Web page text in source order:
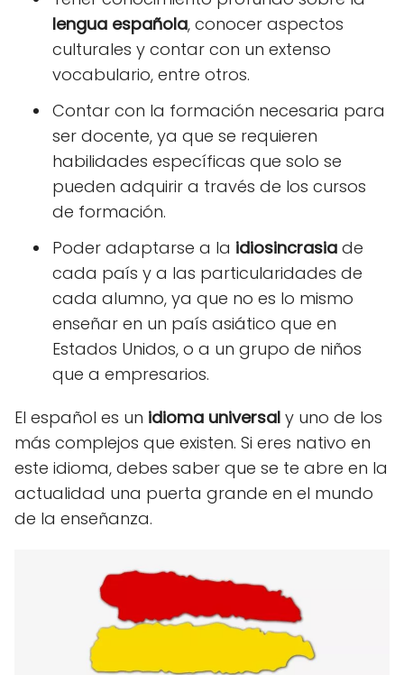
lengua española, conocer aspectos
culturales y contar con un extenso
vocabulario, entre otros.
Contar con la formación necesaria para
ser docente, ya que se requieren
habilidades específicas que solo se
pueden adquirir a través de los cursos
de formación.
Poder adaptarse a la idiosincrasia de
cada país y a las particularidades de
cada alumno, ya que no es lo mismo
enseñar en un país asiático que en
Estados Unidos, o a un grupo de niños
que a empresarios.
El español es un idioma universal y uno de los
más complejos que existen. Si eres nativo en
este idioma, debes saber que se te abre en la
actualidad una puerta grande en el mundo
de la enseñanza.